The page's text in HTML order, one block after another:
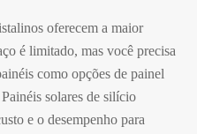
oferecem a maior
é limitado, mas você precisa
como opções de painel
solares de silício
e o desempenho para